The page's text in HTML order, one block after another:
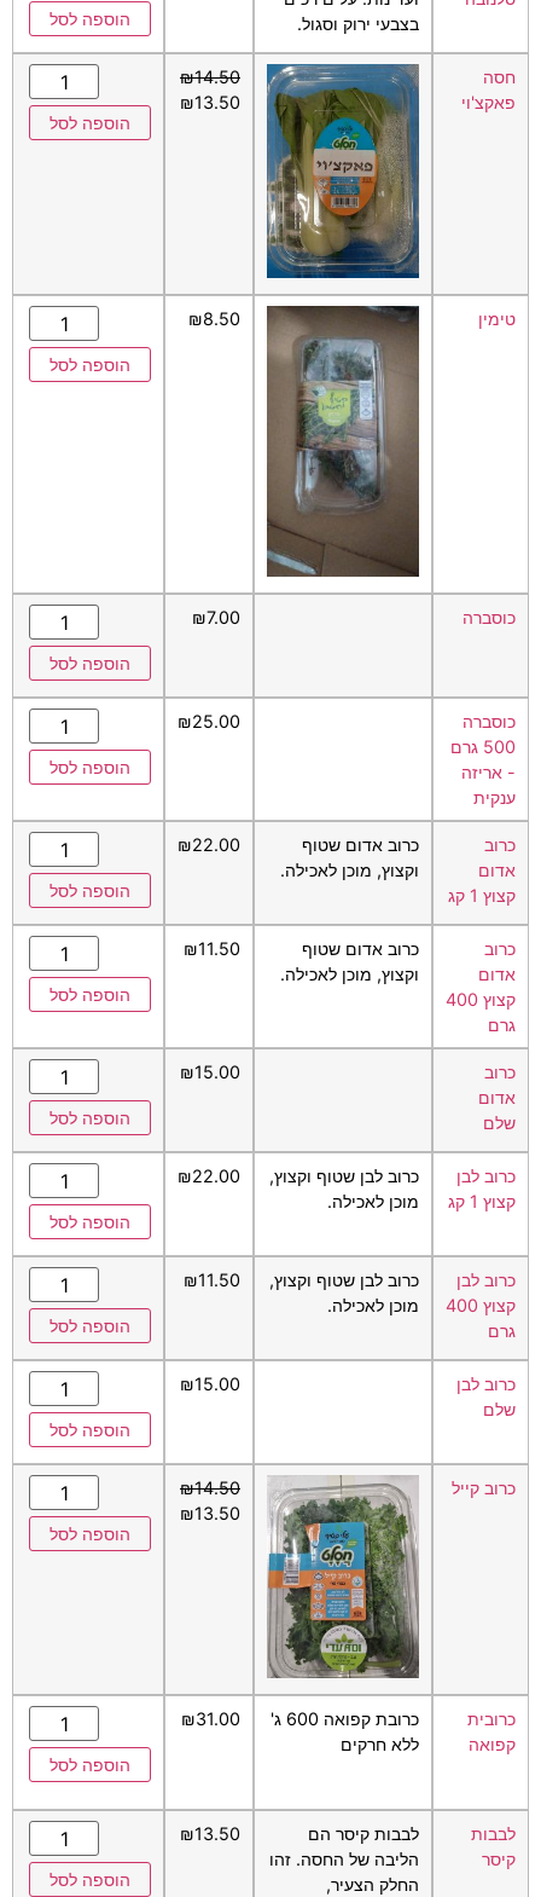
בצבעי ירוק וסגול.
הוספה לסל
חסה
פאקצ'וי
₪14.50
₪13.50
הוספה לסל
טימין ₪8.50
הוספה לסל
כוסברה ₪7.00
הוספה לסל
כוסברה
500 גרם
- אריזה
ענקית
₪25.00
הוספה לסל
כרוב
אדום
קצוץ 1 קג
כרוב אדום שטוף
וקצוץ, מוכן לאכילה.
₪22.00
הוספה לסל
כרוב
אדום
קצוץ 400
גרם
כרוב אדום שטוף
וקצוץ, מוכן לאכילה.
₪11.50
הוספה לסל
כרוב
אדום
שלם
₪15.00
הוספה לסל
כרוב לבן
קצוץ 1 קג
כרוב לבן שטוף וקצוץ,
מוכן לאכילה.
₪22.00
הוספה לסל
כרוב לבן
קצוץ 400
גרם
כרוב לבן שטוף וקצוץ,
מוכן לאכילה.
₪11.50
הוספה לסל
כרוב לבן
שלם
₪15.00
הוספה לסל
כרוב קייל ₪14.50
₪13.50
הוספה לסל
כרובית
קפואה
כרובת קפואה 600 ג'
ללא חרקים
₪31.00
הוספה לסל
לבבות
קיסר
לבבות קיסר הם
הליבה של החסה. זהו
החלק הצעיר,
₪13.50
הוספה לסל